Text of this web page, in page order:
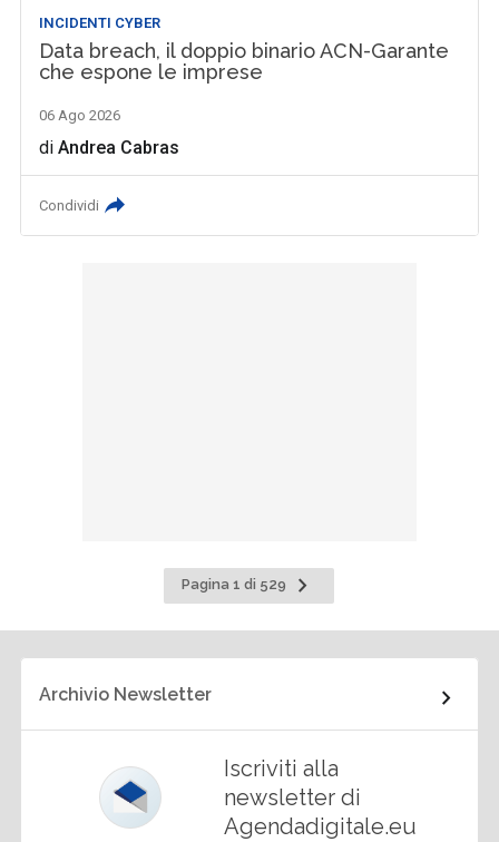
INCIDENTI CYBER
Data breach, il doppio binario ACN-Garante
che espone le imprese
06 Ago 2026
diAndrea Cabras
Condividi
Pagina 1 di 529
Pagina
successiva
Archivio Newsletter
Iscriviti alla
newsletter di
Agendadigitale.eu